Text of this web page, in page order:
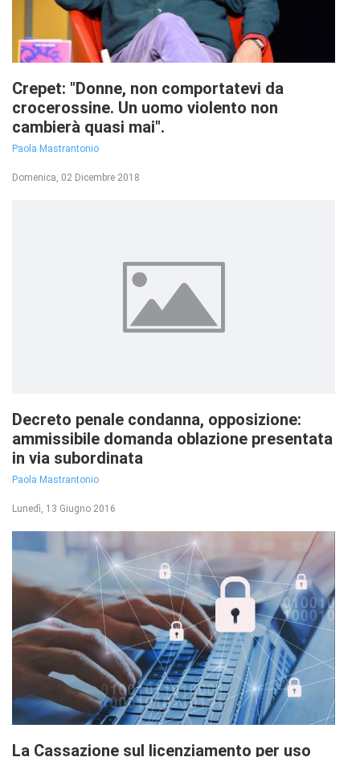
Crepet: "Donne, non comportatevi da
crocerossine. Un uomo violento non
cambierà quasi mai".
Paola Mastrantonio
Domenica, 02 Dicembre 2018
Decreto penale condanna, opposizione:
ammissibile domanda oblazione presentata
in via subordinata
Paola Mastrantonio
Lunedì, 13 Giugno 2016
La Cassazione sul licenziamento per uso